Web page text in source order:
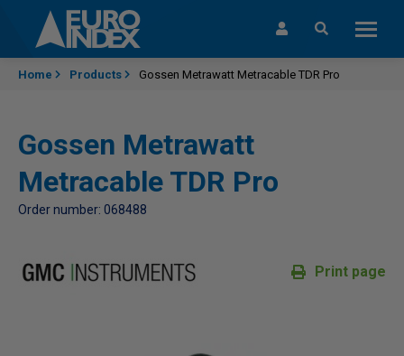
Skip to content
Home Products Gossen Metrawatt Metracable TDR Pro
Gossen Metrawatt
Metracable TDR Pro
Order number: 068488
Print page